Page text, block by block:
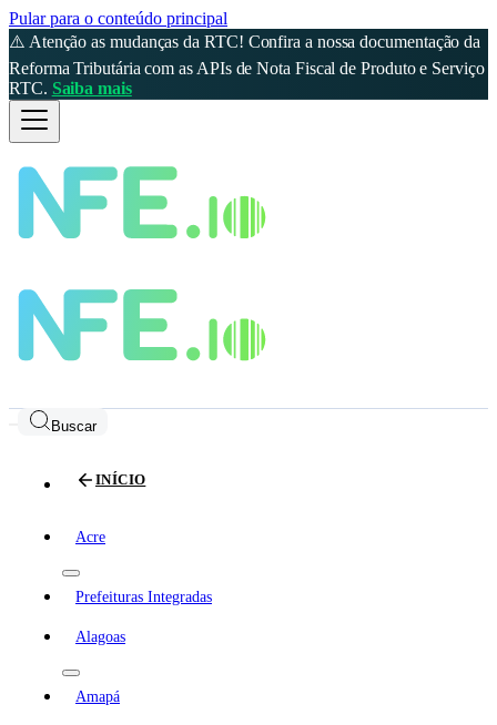
Pular para o conteúdo principal
⚠️ Atenção as mudanças da RTC! Confira a nossa documentação da
Reforma Tributária com as APIs de Nota Fiscal de Produto e Serviço
RTC. Saiba mais
Buscar
INÍCIO
Acre
Prefeituras Integradas
Alagoas
Amapá